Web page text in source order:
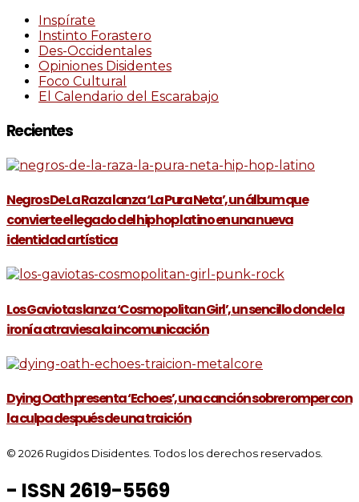
Inspírate
Instinto Forastero
Des-Occidentales
Opiniones Disidentes
Foco Cultural
El Calendario del Escarabajo
Recientes
Negros De La Raza lanza ‘La Pura Neta’, un álbum que
convierte el legado del hip hop latino en una nueva
identidad artística
Los Gaviotas lanza ‘Cosmopolitan Girl’, un sencillo donde la
ironía atraviesa la incomunicación
Dying Oath presenta ‘Echoes’, una canción sobre romper con
la culpa después de una traición
© 2026 Rugidos Disidentes. Todos los derechos reservados.
- ISSN 2619-5569